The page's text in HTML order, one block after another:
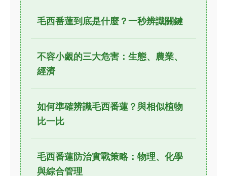
毛西番蓮到底是什麼？一秒辨識關鍵
不容小覷的三大危害：生態、農業、
經濟
如何準確辨識毛西番蓮？與相似植物
比一比
毛西番蓮防治實戰策略：物理、化學
與綜合管理